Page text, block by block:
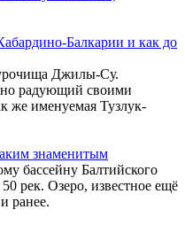
Балкарии и как до
урочища Джилы-Су.
радующий своими
же именуемая Тузлук-
знаменитым
бассейну Балтийского
рек. Озеро, известное ещё
ранее.